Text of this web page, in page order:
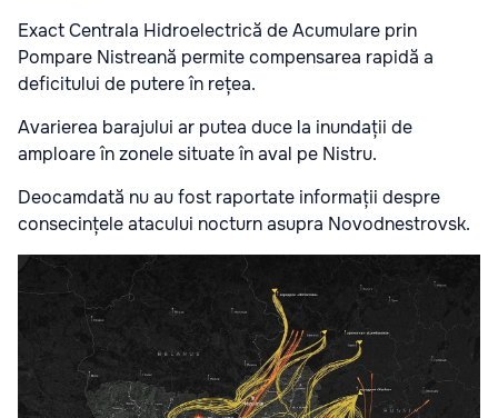
Exact Centrala Hidroelectrică de Acumulare prin
Pompare Nistreană permite compensarea rapidă a
deficitului de putere în rețea.
Avarierea barajului ar putea duce la inundații de
amploare în zonele situate în aval pe Nistru.
Deocamdată nu au fost raportate informații despre
consecințele atacului nocturn asupra Novodnestrovsk.